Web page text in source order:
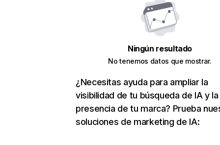
Ningún resultado
No tenemos datos que mostrar.
¿Necesitas ayuda para ampliar la
visibilidad de tu búsqueda de IA y la
presencia de tu marca? Prueba
soluciones de marketing de IA: